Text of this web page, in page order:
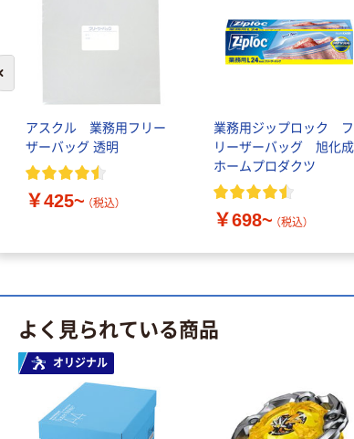
アスクル 業務用フリー
ザーバッグ 透明
￥425~ （税込）
業務用ジップロック フ
リーザーバッグ 旭化成
ホームプロダクツ
￥698~ （税込）
前のスライドへ
よく見られている商品
オリジナル